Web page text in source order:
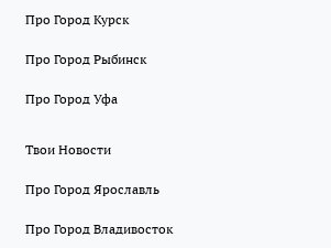
Про Город Курск
Про Город Рыбинск
Про Город Уфа
Твои Новости
Про Город Ярославль
Про Город Владивосток